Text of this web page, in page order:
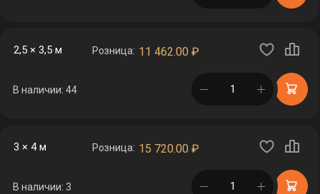
2,5 × 3,5 м Розница: 11 462.00 ₽
В наличии: 44 в корзине
3 × 4 м Розница: 15 720.00 ₽
В наличии: 3 в корзине